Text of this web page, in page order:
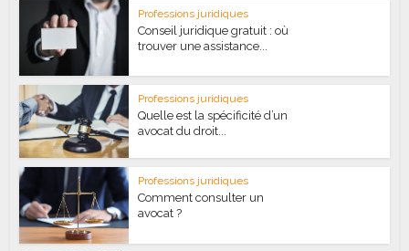
Professions juridiques
Conseil juridique gratuit : où
trouver une assistance...
Professions juridiques
Quelle est la spécificité d’un
avocat du droit...
Professions juridiques
Comment consulter un
avocat ?